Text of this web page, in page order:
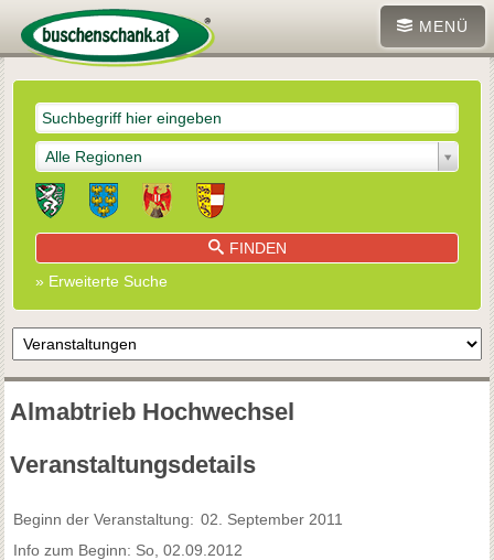
MENÜ
Alle Regionen
FINDEN
» Erweiterte Suche
Almabtrieb Hochwechsel
Veranstaltungsdetails
Beginn der Veranstaltung: 02. September 2011
Info zum Beginn: So, 02.09.2012